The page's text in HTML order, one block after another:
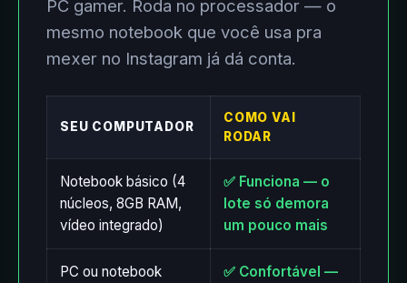
PC gamer. Roda no processador — o
mesmo notebook que você usa pra
mexer no Instagram já dá conta.
SEU COMPUTADOR
COMO VAI
RODAR
Notebook básico (4
núcleos, 8GB RAM,
vídeo integrado)
✅ Funciona — o
lote só demora
um pouco mais
PC ou notebook
✅ Confortável —